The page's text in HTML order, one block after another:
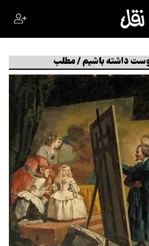
داشته باشیم / مطلب